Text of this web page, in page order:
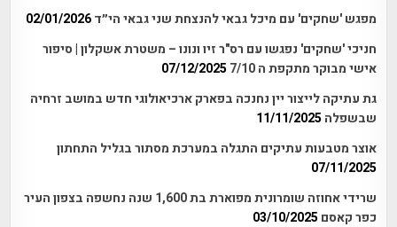
מפגש 'שחקים' עם מיכל גבאי להנצחת שני גבאי הי״ד 02/01/2026
חניכי 'שחקים' נפגשו עם רס"ר זיו ונונו – משטרת אשקלון | סיפור
אישי מבוקר מתקפת ה 7/10
07/12/2025
גת עתיקה לייצור יין נחנכה בפארק ארכיאולוגי חדש במושב זרחיה
שבשפלה 11/11/2025
אוצר מטבעות עתיקים התגלה במערכת מסתור בגליל התחתון
07/11/2025
שרידי אחוזה שומרונית מפוארת בת 1,600 שנה נחשפה בצפון העיר
כפר קאסם 03/10/2025